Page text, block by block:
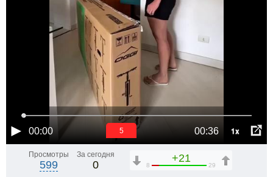
00:00 00:36 1x
5
Просмотры
599
За сегодня
0
+21
8 29